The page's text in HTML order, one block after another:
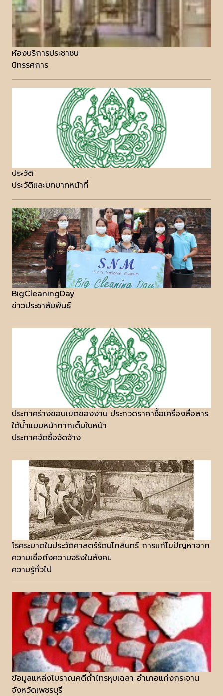
ห้องบริการประชาชน
นิทรรศการ
ประวัติ
ประวัติและบทบาทหน้าที่
BigCleaningDay
ข่าวประชาสัมพันธ์
ประกาศร่างขอบเขตของงาน ประกวดราคาซื้อเครื่องสื่อสาร
ใต้น้ำแบบหน้ากากเต็มใบหน้า
ประกาศจัดซื้อจัดจ้าง
โรคระบาดในประวัติศาสตร์รัตนโกสินทร์ การแก้ไขปัญหาจาก
ความเชื่อถึงความจริงในสังคม
ความรู้ทั่วไป
ข้อมูลแหล่งโบราณคดีถ้ำไทรหุบเฉลา อำเภอแก่งกระจาน
จังหวัดเพชรบุรี